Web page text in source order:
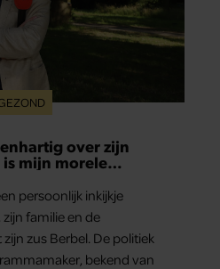
over zijn
mijn morele
persoonlijk inkijkje
zijn familie en de
zus Berbel. De politiek
bekend van